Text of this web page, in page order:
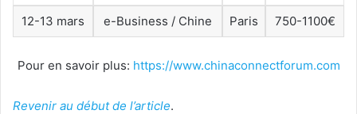
12-13 mars e-Business / Chine Paris 750-1100€
Pour en savoir plus: https://www.chinaconnectforum.com
Revenir au début de l’article.